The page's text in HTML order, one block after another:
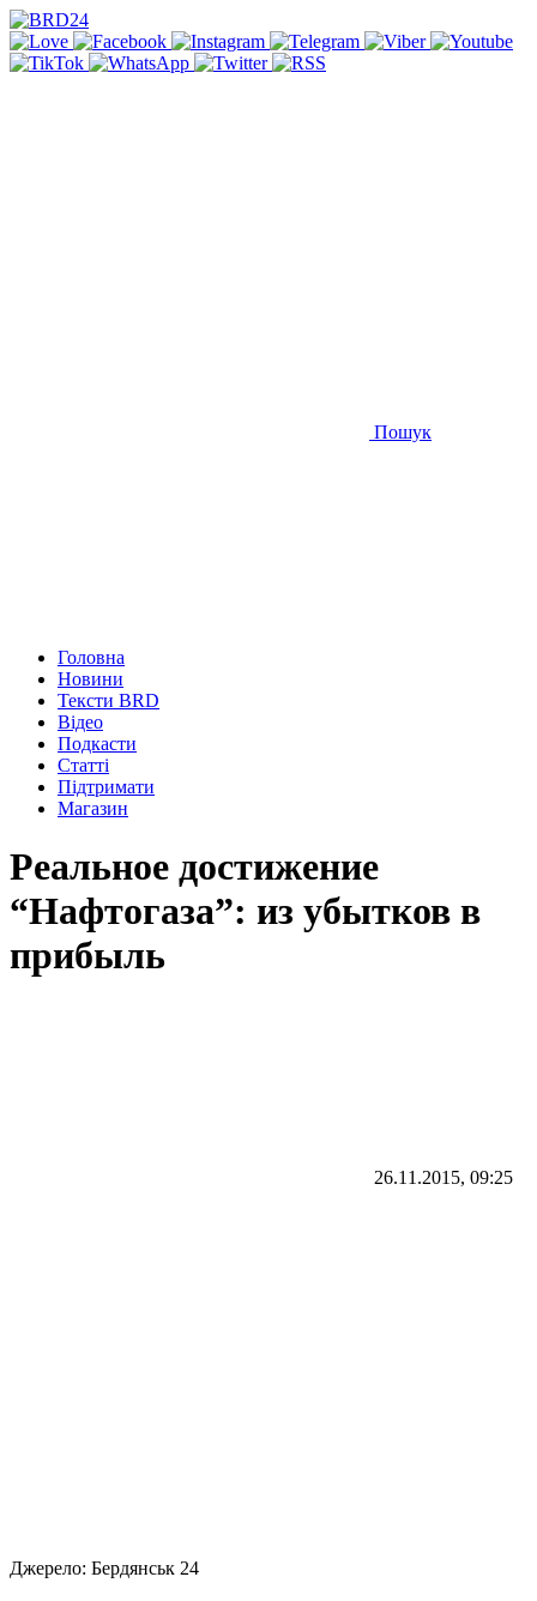
Пошук
Головна
Новини
Тексти BRD
Відео
Подкасти
Статті
Підтримати
Магазин
Реальное достижение
“Нафтогаза”: из убытков в
прибыль
26.11.2015, 09:25
Джерело: Бердянськ 24